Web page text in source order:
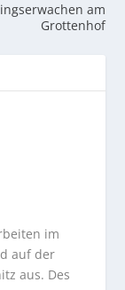
am
Grottenhof
im
auf der
aus. Des